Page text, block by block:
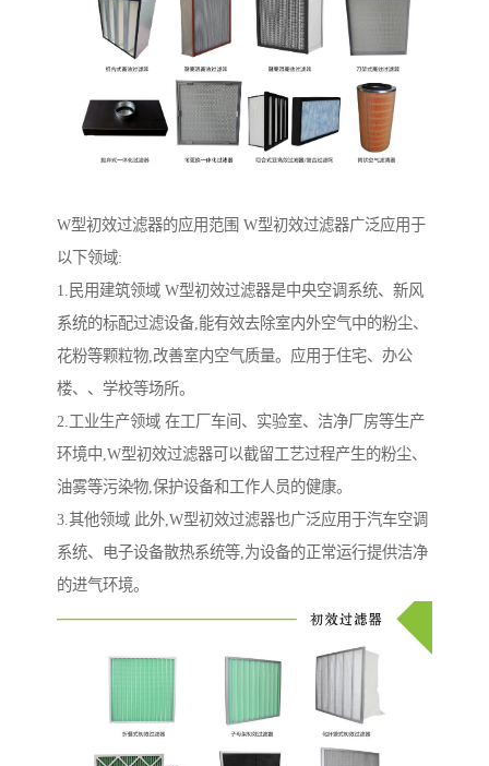
W型初效过滤器的应用范围 W型初效过滤器广泛应用于
以下领域:
1.民用建筑领域 W型初效过滤器是中央空调系统、新风
系统的标配过滤设备,能有效去除室内外空气中的粉尘、
花粉等颗粒物,改善室内空气质量。应用于住宅、办公
楼、、学校等场所。
2.工业生产领域 在工厂车间、实验室、洁净厂房等生产
环境中,W型初效过滤器可以截留工艺过程产生的粉尘、
油雾等污染物,保护设备和工作人员的健康。
3.其他领域 此外,W型初效过滤器也广泛应用于汽车空调
系统、电子设备散热系统等,为设备的正常运行提供洁净
的进气环境。